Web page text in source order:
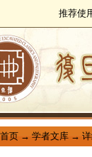
推荐使
首页 → 学者文库 →